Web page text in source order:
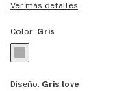
Ver más detalles
Color: Gris
Diseño: Gris love